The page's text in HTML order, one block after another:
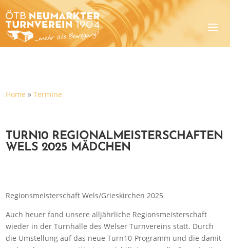
Home »Termine
TURN10 REGIONALMEISTERSCHAFTEN
WELS 2025 MÄDCHEN
Regionsmeisterschaft Wels/Grieskirchen 2025
Auch heuer fand unsere alljährliche Regionsmeisterschaft
wieder in der Turnhalle des Welser Turnvereins statt. Durch
die Umstellung auf das neue Turn10-Programm und die damit